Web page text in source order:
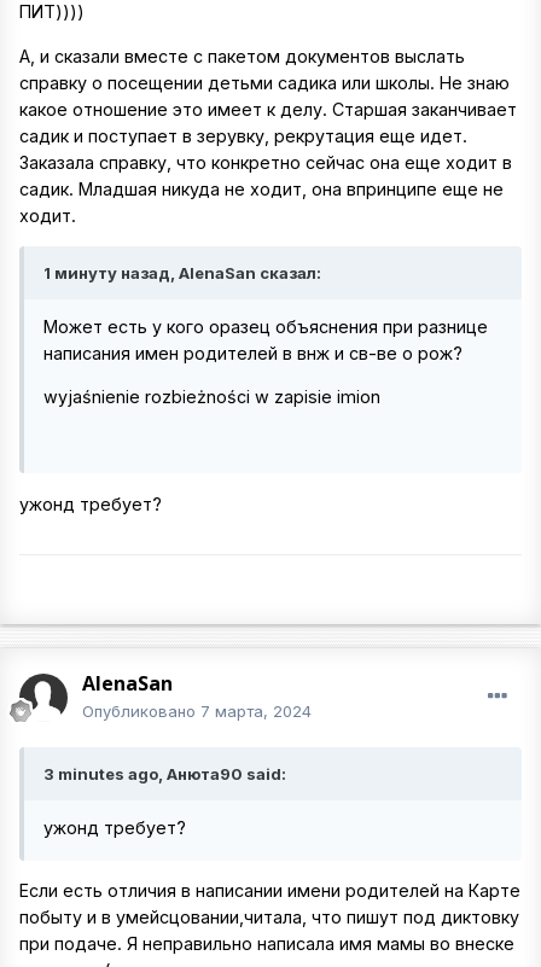
ПИТ))))
А, и сказали вместе с пакетом документов выслать
справку о посещении детьми садика или школы. Не знаю
какое отношение это имеет к делу. Старшая заканчивает
садик и поступает в зерувку, рекрутация еще идет.
Заказала справку, что конкретно сейчас она еще ходит в
садик. Младшая никуда не ходит, она впринципе еще не
ходит.
1 минуту назад, AlenaSan сказал:
Может есть у кого оразец объяснения при разнице
написания имен родителей в внж и св-ве о рож?
wyjaśnienie rozbieżności w zapisie imion
ужонд требует?
AlenaSan
Опубликовано 7 марта, 2024
3 minutes ago, Анюта90 said:
ужонд требует?
Если есть отличия в написании имени родителей на Карте
побыту и в умейсцовании,читала, что пишут под диктовку
при подаче. Я неправильно написала имя мамы во внеске